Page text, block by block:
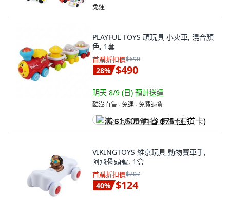
免運
PLAYFUL TOYS 頑玩具 小火車, 混合顏
色, 1套
首購折扣價$690
28% $490
明天 8/9 (日) 預計送達
酷澎直售 ∙ 免運 ∙ 免費退貨
满 $1,500 再省 $75 (王道卡)
VIKINGTOYS 維京玩具 動物賽車手,
阿飛骨頭號, 1盒
首購折扣價$207
40% $124